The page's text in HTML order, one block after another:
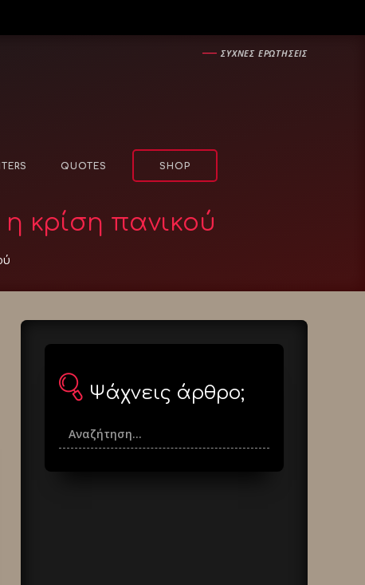
―ΣΥΧΝΕΣ ΕΡΩΤΗΣΕΙΣ
QUOTES SHOP
η κρίση πανικού
Ψάχνεις άρθρο;